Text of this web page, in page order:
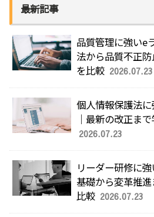
最新記事
品質管理に強いe
法から品質不正
を比較 2026.07.23
個人情報保護法
｜最新の改正ま
2026.07.23
リーダー研修に
基礎から変革推
比較 2026.07.23